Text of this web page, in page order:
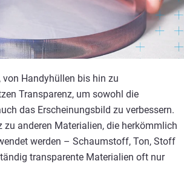
von Handyhüllen bis hin zu
Transparenz, um sowohl die
das Erscheinungsbild zu verbessern.
zu anderen Materialien, die herkömmlich
werden – Schaumstoff, Ton, Stoff
transparente Materialien oft nur